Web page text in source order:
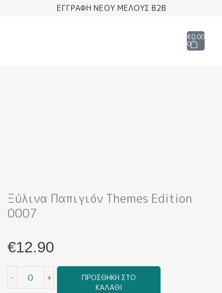
ΕΓΓΡΑΦΗ ΝΕΟΥ ΜΕΛΟΥΣ B2B
€0.00
0
Cart
Ξύλινα Παπιγιόν Themes Edition
0007
€12.90
-
Παπιγιόν
+
ΠΡΟΣΘΉΚΗ ΣΤΟ
ΚΑΛΆΘΙ